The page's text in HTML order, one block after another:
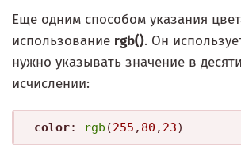
Еще одним способом указания
использование rgb(). Он
нужно указывать значение в
исчислении:
color: rgb (255 , 80 , 23)